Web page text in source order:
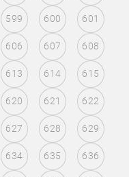
599 600 601
606 607 608
613 614 615
620 621 622
627 628 629
634 635 636